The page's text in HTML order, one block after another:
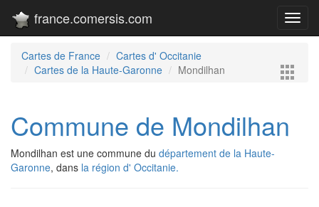
france.comersis.com
Cartes de France
Cartes d' Occitanie
Cartes de la Haute-Garonne
Mondilhan
Commune de Mondilhan
Mondilhan est une commune du département de la Haute-
Garonne, dans la région d' Occitanie.